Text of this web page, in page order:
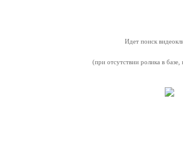
Идет поиск
(при отсутствии ролика в